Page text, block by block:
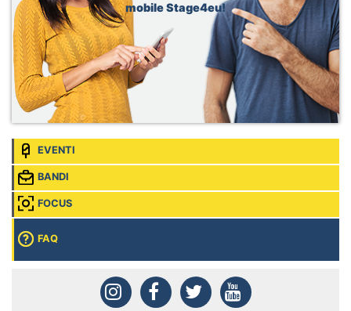
mobile Stage4eu!
EVENTI
BANDI
FOCUS
FAQ